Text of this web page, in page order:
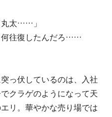
太……」
何往復したんだろ……
っ伏しているのは、入社
クラゲのようになって天
リ。華やかな売り場では